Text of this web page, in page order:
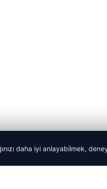
Haberleri
daha iyi anlayabilmek,